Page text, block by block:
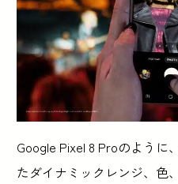
Google Pixel 8 Proのように
たダイナミックレンジ、色